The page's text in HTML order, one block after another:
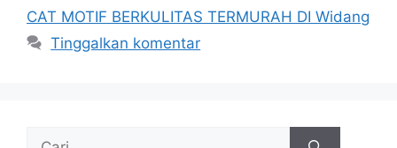
CAT MOTIF BERKULITAS TERMURAH DI Widang
Tinggalkan komentar